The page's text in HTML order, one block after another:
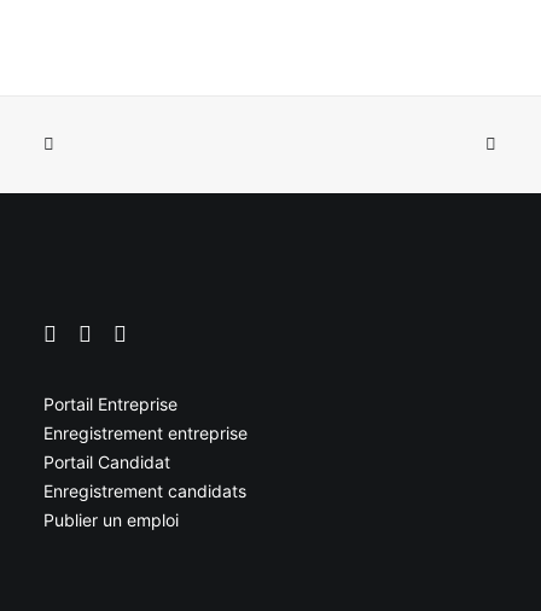
Portail Entreprise
Enregistrement entreprise
Portail Candidat
Enregistrement candidats
Publier un emploi